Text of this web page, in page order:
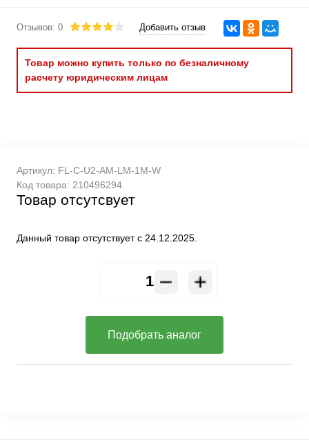
Отзывов: 0 Добавить отзыв
Товар можно купить только по безналичному
расчету юридическим лицам
Артикул: FL-C-U2-AM-LM-1M-W
Код товара: 210496294
Товар отсутсвует
Данный товар отсутствует с 24.12.2025.
Подобрать аналог